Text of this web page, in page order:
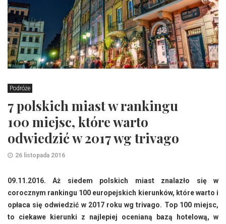
Podróże
7 polskich miast w rankingu
100 miejsc, które warto
odwiedzić w 2017 wg trivago
26 listopada 2016
09.11.2016. Aż siedem polskich miast znalazło się w
corocznym rankingu 100 europejskich kierunków, które warto i
opłaca się odwiedzić w 2017 roku wg trivago. Top 100 miejsc,
to ciekawe kierunki z najlepiej ocenianą bazą hotelową, w